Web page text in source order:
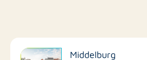
Filter op faciliteiten
Middelburg